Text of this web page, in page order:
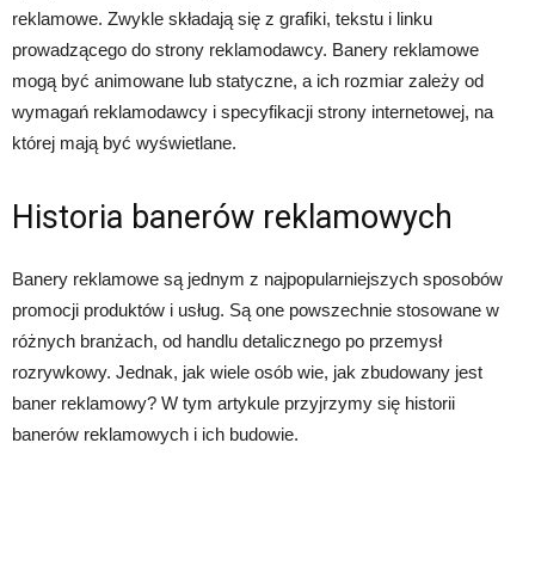
reklamowe. Zwykle składają się z grafiki, tekstu i linku
prowadzącego do strony reklamodawcy. Banery reklamowe
mogą być animowane lub statyczne, a ich rozmiar zależy od
wymagań reklamodawcy i specyfikacji strony internetowej, na
której mają być wyświetlane.
Historia banerów reklamowych
Banery reklamowe są jednym z najpopularniejszych sposobów
promocji produktów i usług. Są one powszechnie stosowane w
różnych branżach, od handlu detalicznego po przemysł
rozrywkowy. Jednak, jak wiele osób wie, jak zbudowany jest
baner reklamowy? W tym artykule przyjrzymy się historii
banerów reklamowych i ich budowie.